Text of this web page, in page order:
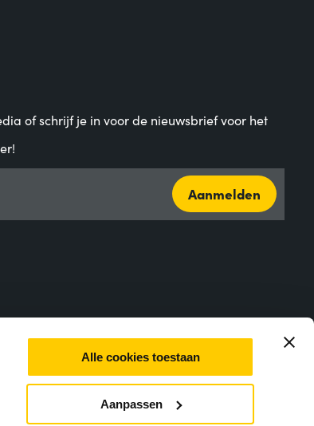
Alle cookies toestaan
Aanpassen
of schrijf je in voor de nieuwsbrief voor het
Aanmelden